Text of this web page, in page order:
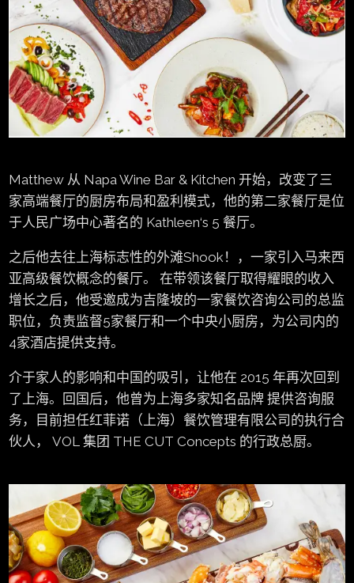
Matthew 从 Napa Wine Bar & Kitchen 开始，改变了三
家高端餐厅的厨房布局和盈利模式，他的第二家餐厅是位
于人民广场中心著名的 Kathleen‘s 5 餐厅。
之后他去往上海标志性的外滩Shook！，一家引入马来西
亚高级餐饮概念的餐厅。 在带领该餐厅取得耀眼的收入
增长之后，他受邀成为吉隆坡的一家餐饮咨询公司的总监
职位，负责监督5家餐厅和一个中央小厨房，为公司内的
4家酒店提供支持。
介于家⼈的影响和中国的吸引，让他在 2015 年再次回到
了上海。回国后，他曾为上海多家知名品牌 提供咨询服
务，⽬前担任红菲诺（上海）餐饮管理有限公司的执⾏合
伙⼈， VOL 集团 THE CUT Concepts 的⾏政总厨。